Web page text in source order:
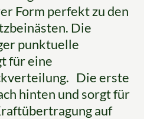
Form perfekt zu den
Die
punktuelle
für eine
Die erste
hinten und sorgt für
auf